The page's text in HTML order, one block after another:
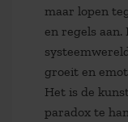
maar lopen
en regels aan.
groeit en
Het is de
paradox te